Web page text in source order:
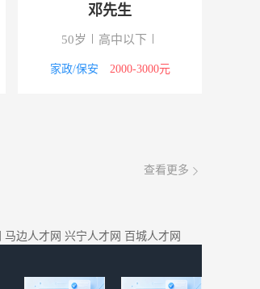
邓先生
50岁 高中以下
家政/保安 2000-3000元
查看更多
马边人才网 兴宁人才网 百城人才网